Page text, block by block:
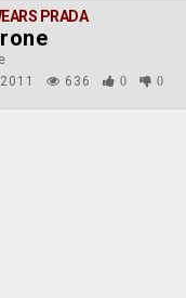
PRADA
636 0 0